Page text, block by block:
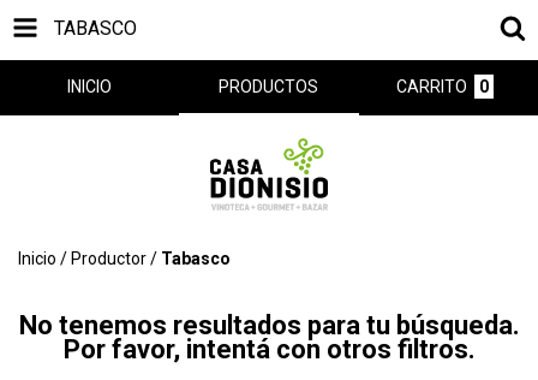
TABASCO
INICIO PRODUCTOS CARRITO 0
Inicio / Productor/ Tabasco
No tenemos resultados para tu búsqueda.
Por favor, intentá con otros filtros.